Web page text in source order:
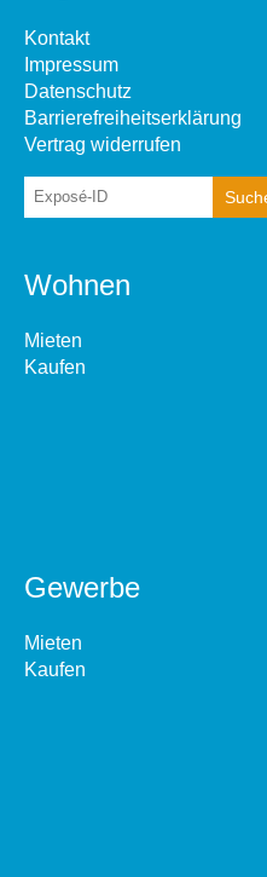
Kontakt
Impressum
Datenschutz
Barrierefreiheitserklärung
Vertrag widerrufen
Wohnen
Mieten
Kaufen
Gewerbe
Mieten
Kaufen